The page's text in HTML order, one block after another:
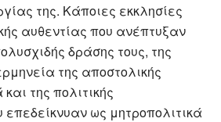
της. Κάποιες εκκλησίες
αυθεντίας που ανέπτυξαν
δράσης τους, της
της αποστολικής
της πολιτικής
επεδείκνυαν ως μητροπολιτικά